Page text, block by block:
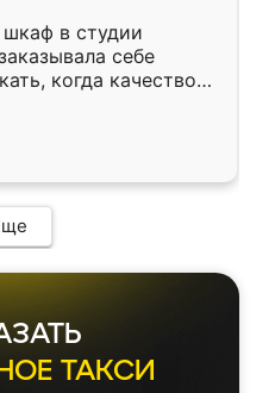
в студии
себе
когда качеством
кухня уже почти
ТАКСИ